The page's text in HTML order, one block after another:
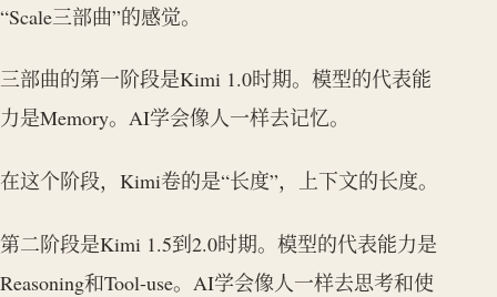
“Scale三部曲”的感觉。
三部曲的第一阶段是Kimi 1.0时期。模型的代表能
力是Memory。AI学会像人一样去记忆。
在这个阶段，Kimi卷的是“长度”，上下文的长度。
第二阶段是Kimi 1.5到2.0时期。模型的代表能力是
Reasoning和Tool-use。AI学会像人一样去思考和使